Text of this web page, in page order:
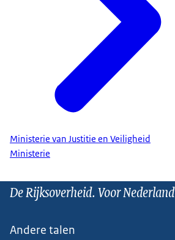
Ministerie van Justitie en Veiligheid
Ministerie
De Rijksoverheid. Voor Nederland
Andere talen